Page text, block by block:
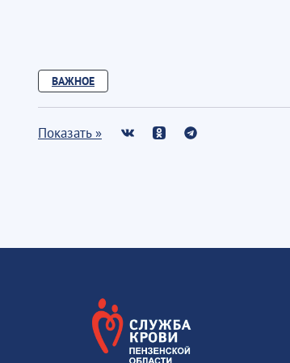
ВАЖНОЕ
Показать »